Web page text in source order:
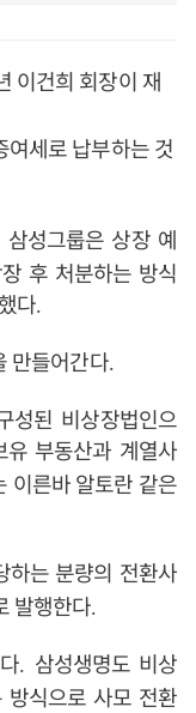
이건희 회장이 재
여세로 납부하는 것
성그룹은 상장 예
후 처분하는 방식
다.
만들어간다.
성된 비상장법인으
부동산과 계열사
이른바 알토란 같은
하는 분량의 전환사
발행한다.
. 삼성생명도 비상
방식으로 사모 전환